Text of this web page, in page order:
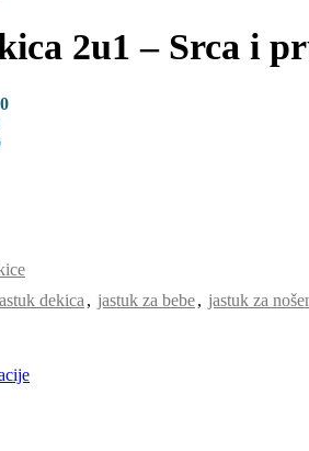
2u1 – Srca i
dekica , jastuk za bebe, jastuk za